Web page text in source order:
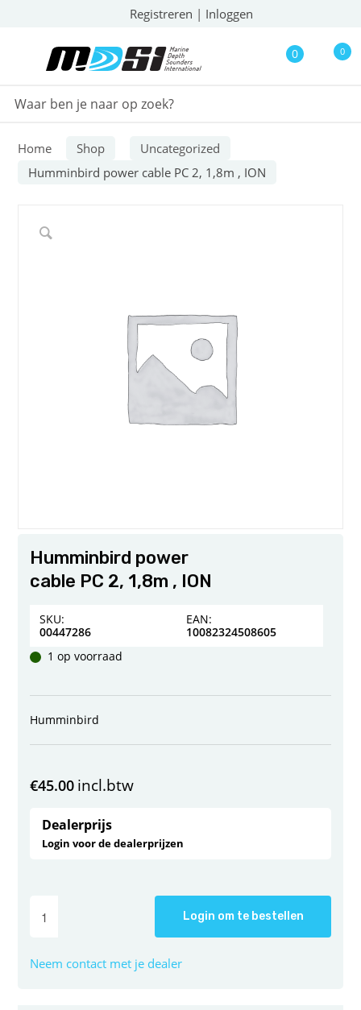
Registreren | Inloggen
0 0
Home Shop
Uncategorized
Humminbird power cable PC 2, 1,8m , ION
Humminbird power
cable PC 2, 1,8m , ION
SKU:
00447286
EAN:
10082324508605
1 op voorraad
Humminbird
€45.00 incl.btw
Dealerprijs
Login voor de dealerprijzen
Login om te bestellen
Neem contact met je dealer